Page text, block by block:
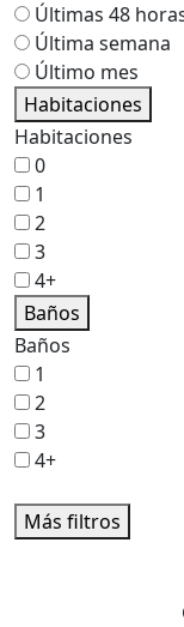
Últimas 48
Última semana
Último mes
Habitaciones
Habitaciones
0
1
2
3
4+
Baños
Baños
1
2
3
4+
Más filtros